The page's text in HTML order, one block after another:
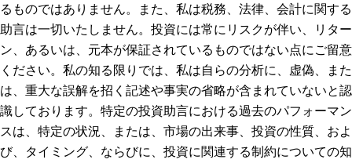
るものではありません。また、私は税務、法律、会計に関する
助言は一切いたしません。投資には常にリスクが伴い、リター
ン、あるいは、元本が保証されているものではない点にご留意
ください。私の知る限りでは、私は自らの分析に、虚偽、また
は、重大な誤解を招く記述や事実の省略が含まれていないと認
識しております。特定の投資助言における過去のパフォーマン
スは、特定の状況、または、市場の出来事、投資の性質、およ
び、タイミング、ならびに、投資に関連する制約についての知